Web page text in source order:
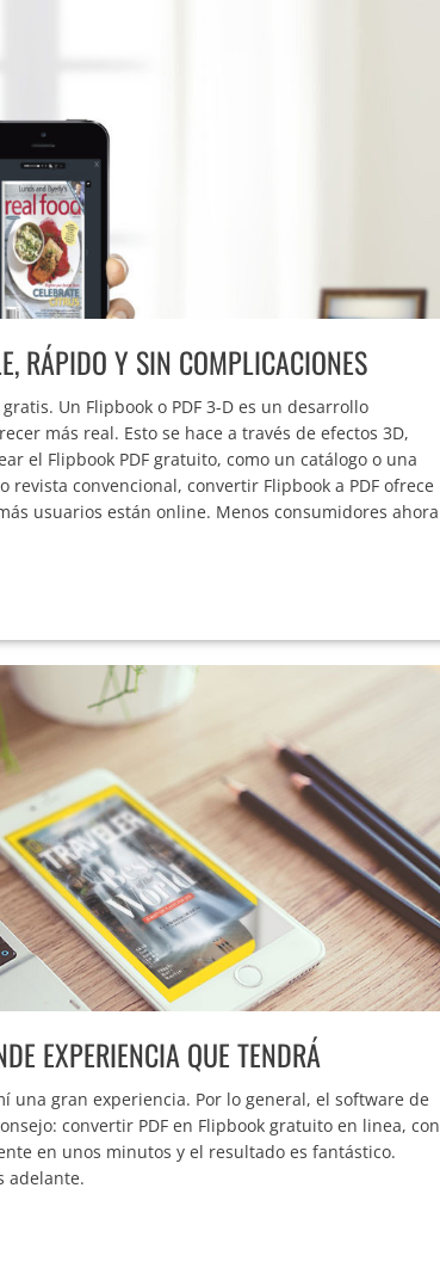
RÁPIDO Y SIN COMPLICACIONES
Un Flipbook o PDF 3-D es un desarrollo
más real. Esto se hace a través de efectos 3D,
el Flipbook PDF gratuito, como un catálogo o una
revista convencional, convertir Flipbook a PDF ofrece
usuarios están online. Menos consumidores ahora
EXPERIENCIA QUE TENDRÁ
una gran experiencia. Por lo general, el software de
convertir PDF en Flipbook gratuito en linea, con
en unos minutos y el resultado es fantástico.
adelante.